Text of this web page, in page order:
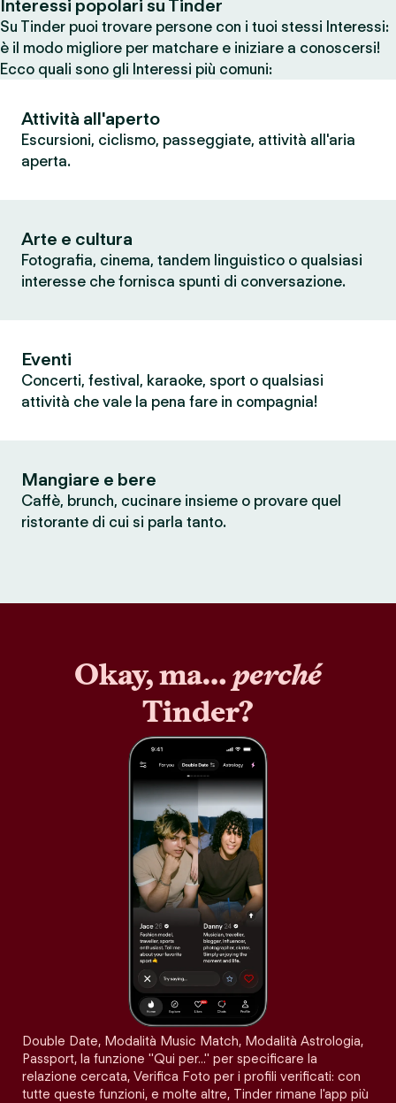
Interessi popolari su Tinder
Su Tinder puoi trovare persone con i tuoi stessi Interessi:
è il modo migliore per matchare e iniziare a conoscersi!
Ecco quali sono gli Interessi più comuni:
Attività all'aperto
Escursioni, ciclismo, passeggiate, attività all'aria
aperta.
Arte e cultura
Fotografia, cinema, tandem linguistico o qualsiasi
interesse che fornisca spunti di conversazione.
Eventi
Concerti, festival, karaoke, sport o qualsiasi
attività che vale la pena fare in compagnia!
Mangiare e bere
Caffè, brunch, cucinare insieme o provare quel
ristorante di cui si parla tanto.
Okay, ma…perché
Tinder?
Double Date, Modalità Music Match, Modalità Astrologia,
Passport, la funzione "Qui per…" per specificare la
relazione cercata, Verifica Foto per i profili verificati: con
tutte queste funzioni, e molte altre, Tinder rimane l'app più